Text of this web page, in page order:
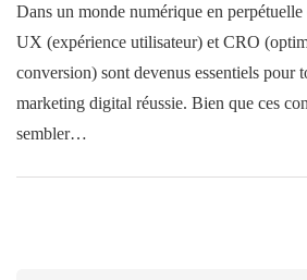
Dans un monde numérique en
UX (expérience utilisateur) et CRO
conversion) sont devenus essentiels pour
marketing digital réussie. Bien que ces
sembler…